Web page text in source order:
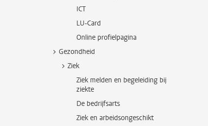
ICT
LU-Card
Online profielpagina
Gezondheid
Ziek
Ziek melden en begeleiding bij
ziekte
De bedrijfsarts
Ziek en arbeidsongeschikt